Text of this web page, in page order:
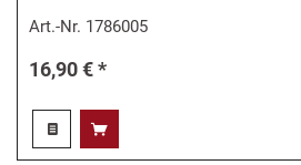
Art.-Nr. 1786005
16,90 € *